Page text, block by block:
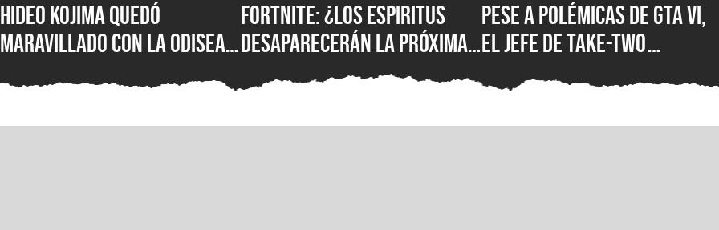
Hideo Kojima quedó
maravillado con La Odisea
Fortnite: ¿los espiritus
desaparecerán la próxima
temporada? Epic Games
confirmó su futuro y hay
más novedades en camino
Pese a polémicas de GTA VI,
el jefe de Take-Two
IA como sustituto de la
creatividad humana